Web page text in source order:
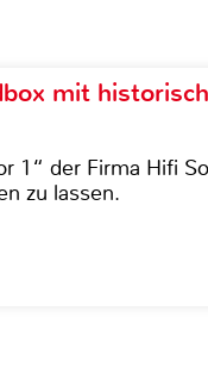
mit
1“ der Firma Hifi
zu lassen.